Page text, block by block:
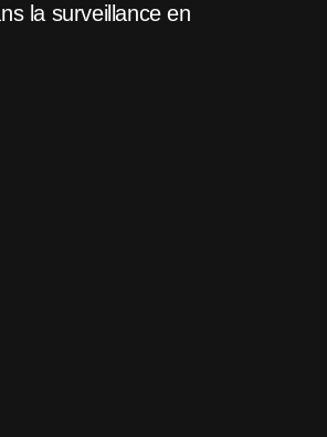
la surveillance en